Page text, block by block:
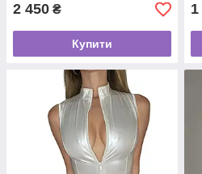
2 450 ₴
Купити